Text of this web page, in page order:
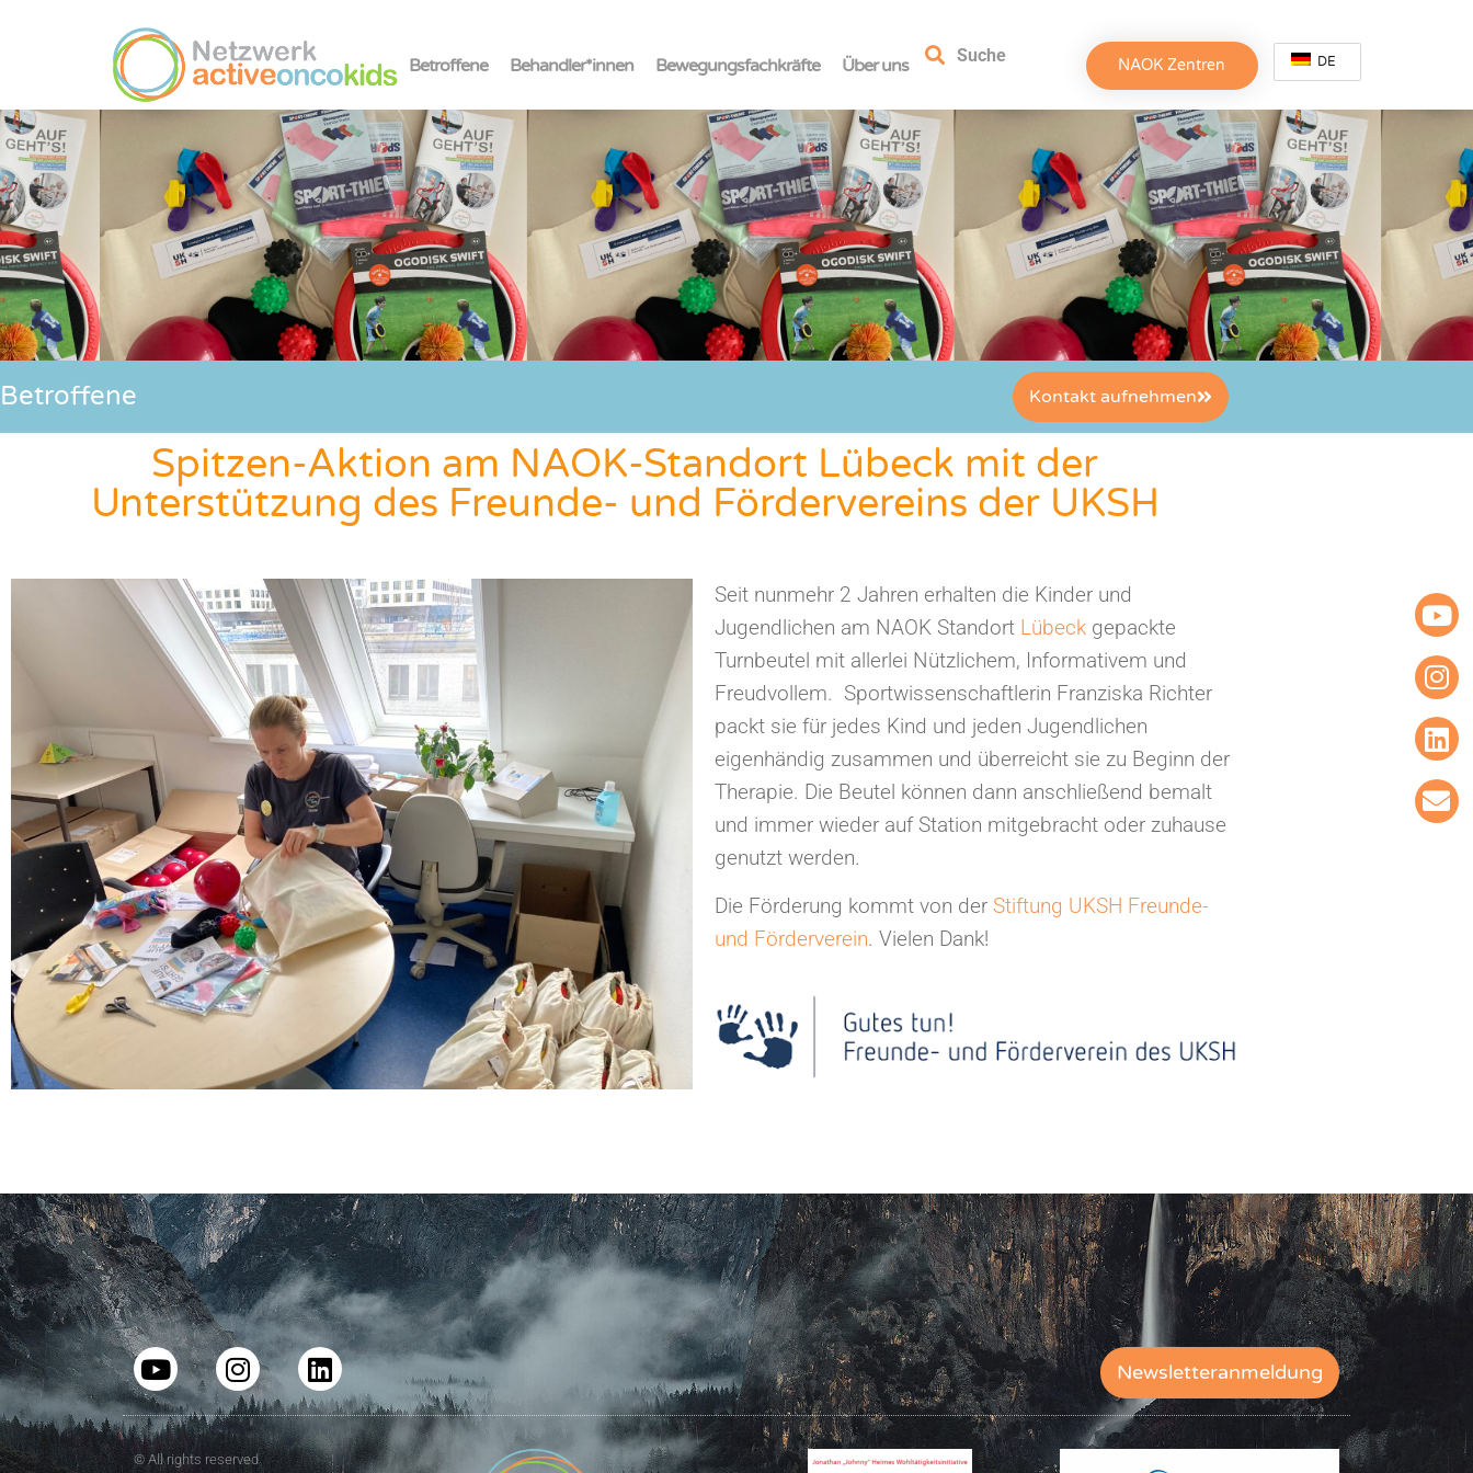
Betroffene Behandler*innen Bewegungsfachkräfte Über uns Suche NAOK Zentren DE
Betroffene Kontakt aufnehmen
Spitzen-Aktion am NAOK-Standort Lübeck mit der
Unterstützung des Freunde- und Fördervereins der UKSH
Seit nunmehr 2 Jahren erhalten die Kinder und
Jugendlichen am NAOK Standort Lübeckgepackte
Turnbeutel mit allerlei Nützlichem, Informativem und
Freudvollem. Sportwissenschaftlerin Franziska Richter
packt sie für jedes Kind und jeden Jugendlichen
eigenhändig zusammen und überreicht sie zu Beginn der
Therapie. Die Beutel können dann anschließend bemalt
und immer wieder auf Station mitgebracht oder zuhause
genutzt werden.
Die Förderung kommt von der Stiftung UKSH Freunde-
und Förderverein. Vielen Dank!
Newsletteranmeldung
© All rights reserved